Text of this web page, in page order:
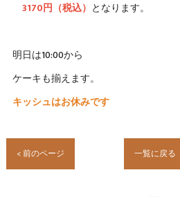
3170円（税込） となります。
明日は10:00から
ケーキも揃えます。
キッシュはお休みです
< 前のページ 一覧に戻る